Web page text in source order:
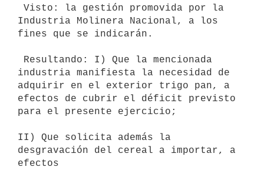
Industria Molinera Nacional, a los
fines que se indicarán.
industria manifiesta la necesidad de
adquirir en el exterior trigo pan, a
efectos de cubrir el déficit previsto
para el presente ejercicio;
II) Que solicita además la
desgravación del cereal a importar, a
efectos